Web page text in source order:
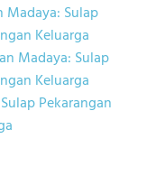
Madaya: Sulap
Keluarga
Madaya: Sulap
Keluarga
Pekarangan